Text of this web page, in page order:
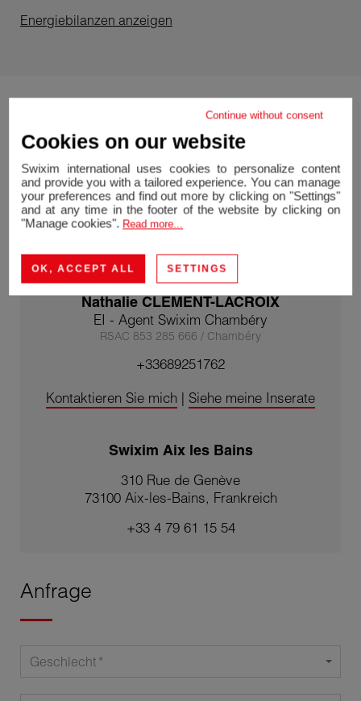
Energiebilanzen anzeigen
Anfrage
Geschlecht
Nathalie CLEMENT-LACROIX
EI - Agent Swixim Chambéry
RSAC 853 285 666 / Chambéry
+33689251762
Kontaktieren Sie mich | Siehe meine Inserate
Swixim Aix les Bains
310 Rue de Genève
73100 Aix-les-Bains, Frankreich
+33 4 79 61 15 54
Continue without consent
Cookies on our website
Swixim international uses cookies to personalize content
and provide you with a tailored experience. You can manage
your preferences and find out more by clicking on "Settings"
and at any time in the footer of the website by clicking on
"Manage cookies". Read more...
OK, ACCEPT ALL SETTINGS